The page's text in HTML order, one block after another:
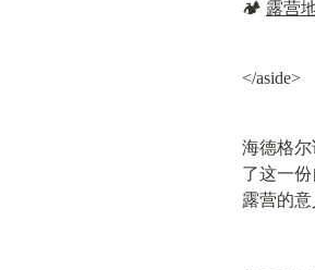
🏕️ 露营
</aside>
海德格
了这一
露营的